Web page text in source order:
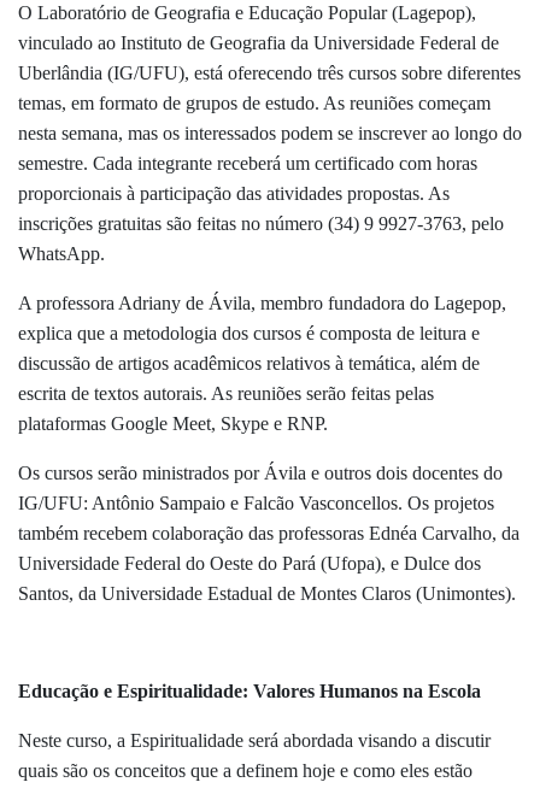
O Laboratório de Geografia e Educação Popular (Lagepop),
vinculado ao Instituto de Geografia da Universidade Federal de
Uberlândia (IG/UFU), está oferecendo três cursos sobre diferentes
temas, em formato de grupos de estudo. As reuniões começam
nesta semana, mas os interessados podem se inscrever ao longo do
semestre. Cada integrante receberá um certificado com horas
proporcionais à participação das atividades propostas. As
inscrições gratuitas são feitas no número (34) 9 9927-3763, pelo
WhatsApp.
A professora Adriany de Ávila, membro fundadora do Lagepop,
explica que a metodologia dos cursos é composta de leitura e
discussão de artigos acadêmicos relativos à temática, além de
escrita de textos autorais. As reuniões serão feitas pelas
plataformas Google Meet, Skype e RNP.
Os cursos serão ministrados por Ávila e outros dois docentes do
IG/UFU: Antônio Sampaio e Falcão Vasconcellos. Os projetos
também recebem colaboração das professoras Ednéa Carvalho, da
Universidade Federal do Oeste do Pará (Ufopa), e Dulce dos
Santos, da Universidade Estadual de Montes Claros (Unimontes).
Educação e Espiritualidade: Valores Humanos na Escola
Neste curso, a Espiritualidade será abordada visando a discutir
quais são os conceitos que a definem hoje e como eles estão